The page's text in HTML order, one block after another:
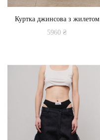
Куртка джинсова з жилетом
5960₴